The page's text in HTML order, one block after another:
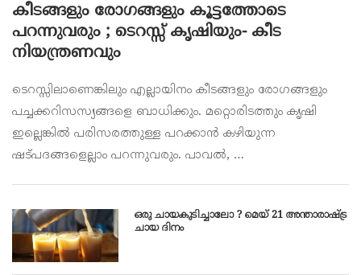
കീടങ്ങളും രോഗങ്ങളും കൂട്ടത്തോടെ
പറന്നുവരും ; ടെറസ്സ് കൃഷിയും- കീട
നിയന്ത്രണവും
ടെറസ്സിലാണെങ്കിലും എല്ലായിനം കീടങ്ങളും രോഗങ്ങളും
പച്ചക്കറിസസ്യങ്ങളെ ബാധിക്കും. മറ്റൊരിടത്തും കൃഷി
ഇല്ലെങ്കില്‍ പരിസരത്തുള്ള പറക്കാന്‍ കഴിയുന്ന
ഷട്പദങ്ങളെല്ലാം പറന്നുവരും. പാവല്‍, …
ഒരു ചായകുടിച്ചാലോ ? മെയ് 21 അന്താരാഷ്ട്ര
ചായ ദിനം